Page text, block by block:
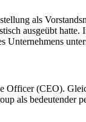
als
ausgeübt hatte.
Unternehmens
Officer (CEO).
als bedeutender